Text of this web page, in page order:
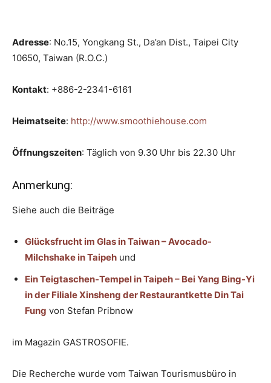
Adresse: No.15, Yongkang St., Da’an Dist., Taipei City
10650, Taiwan (R.O.C.)
Kontakt: +886-2-2341-6161
Heimatseite: http://www.smoothiehouse.com
Öffnungszeiten: Täglich von 9.30 Uhr bis 22.30 Uhr
Anmerkung:
Siehe auch die Beiträge
Glücksfrucht im Glas in Taiwan – Avocado-
Milchshake in Taipeh und
Ein Teigtaschen-Tempel in Taipeh – Bei Yang Bing-Yi
in der Filiale Xinsheng der Restaurantkette Din Tai
Fung von Stefan Pribnow
im Magazin GASTROSOFIE.
Die Recherche wurde vom Taiwan Tourismusbüro in